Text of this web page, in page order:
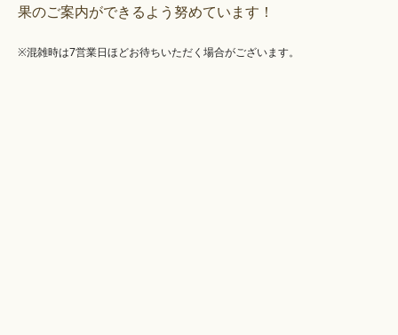
果のご案内ができるよう努めています！
※混雑時は7営業日ほどお待ちいただく場合がございます。